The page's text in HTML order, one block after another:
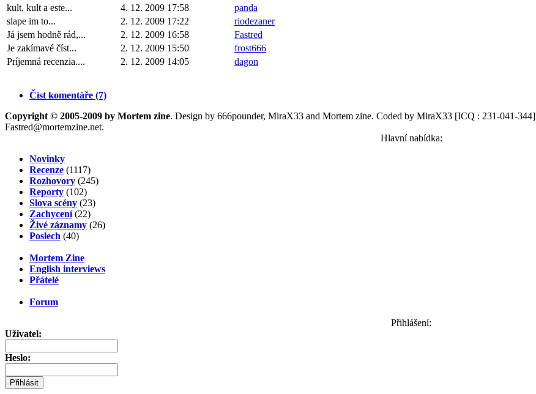
kult, kult a este...
4. 12. 2009 17:58
panda
slape im to...
2. 12. 2009 17:22
riodezaner
Já jsem hodně rád,...
2. 12. 2009 16:58
Fastred
Je zakímavé číst...
2. 12. 2009 15:50
frost666
Príjemná recenzia....
2. 12. 2009 14:05 dagon
Číst komentáře (7)
Copyright © 2005-2009 by Mortem zine. Design by 666pounder, MiraX33 and Mortem zine. Coded by MiraX33 [ICQ : 231-041-344]
Fastred@mortemzine.net.
Hlavní nabídka:
Novinky
Recenze (1117)
Rozhovory (245)
Reporty (102)
Slova scény (23)
Zachycení (22)
Živé záznamy (26)
Poslech (40)
Mortem Zine
English interviews
Přátelé
Forum
Přihlášení:
Uživatel:
Heslo: